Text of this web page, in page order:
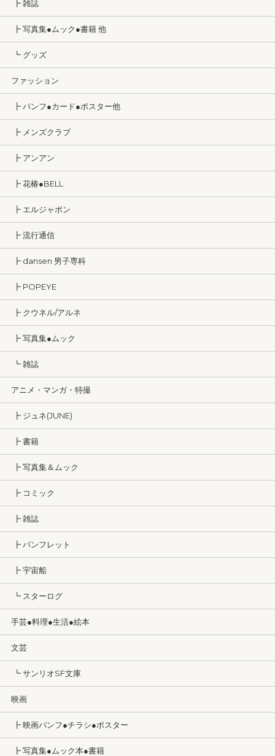
┣ 雑誌
┣ 写真集●ムック●書籍 他
┗ グッズ
ファッション
┣ パンフ●カード●ポスター他
┣ メンズクラブ
┣ アンアン
┣ 花椿●BELL
┣ エルジャポン
┣ 流行通信
┣ dansen 男子専科
┣ POPEYE
┣ クウネル/アルネ
┣ 写真集●ムック
┗ 雑誌
アニメ・マンガ・特撮
┣ ジュネ(JUNE)
┣ 書籍
┣ 写真集＆ムック
┣ コミック
┣ 雑誌
┣ パンフレット
┣ 宇宙船
┗ スターログ
手芸●料理●生活●絵本
文芸
┗ サンリオSF文庫
映画
┣ 映画パンフ●チラシ●ポスター
┣ 写真集●ムック本●書籍